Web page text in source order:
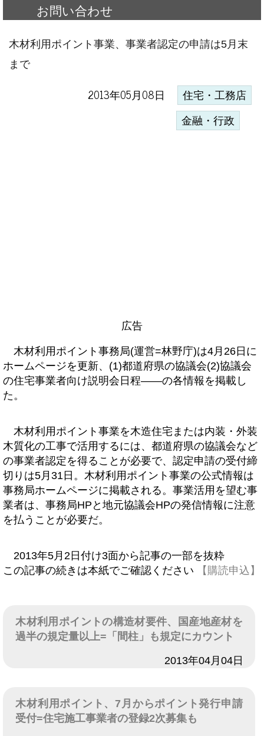
お問い合わせ
木材利用ポイント事業、事業者認定の申請は5月末
まで
2013年05月08日 住宅・工務店
金融・行政
広告
木材利用ポイント事務局(運営=林野庁)は4月26日に
ホームページを更新、(1)都道府県の協議会(2)協議会
の住宅事業者向け説明会日程――の各情報を掲載し
た。
木材利用ポイント事業を木造住宅または内装・外装
木質化の工事で活用するには、都道府県の協議会など
の事業者認定を得ることが必要で、認定申請の受付締
切りは5月31日。木材利用ポイント事業の公式情報は
事務局ホームページに掲載される。事業活用を望む事
業者は、事務局HPと地元協議会HPの発信情報に注意
を払うことが必要だ。
2013年5月2日付け3面から記事の一部を抜粋
この記事の続きは本紙でご確認ください
【購読申込】
木材利用ポイントの構造材要件、国産地産材を
過半の規定量以上=「間柱」も規定にカウント
2013年04月04日
木材利用ポイント、7月からポイント発行申請
受付=住宅施工事業者の登録2次募集も